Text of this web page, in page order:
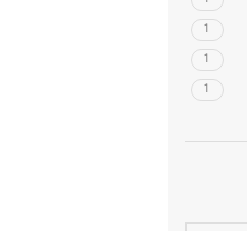
1
1
1